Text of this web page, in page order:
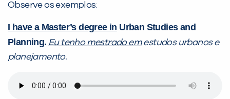
Observe os exemplos:
I have a Master’s degree in Urban Studies and
Planning. Eu tenho mestrado emestudos urbanos e
planejamento.